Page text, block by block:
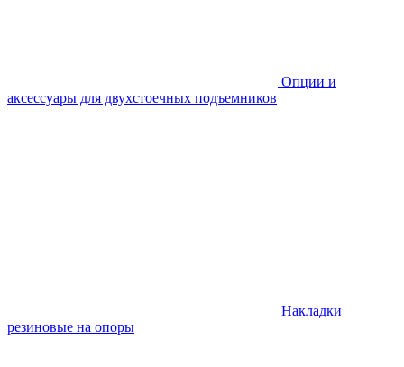
Опции и
аксессуары для двухстоечных подъемников
Накладки
резиновые на опоры